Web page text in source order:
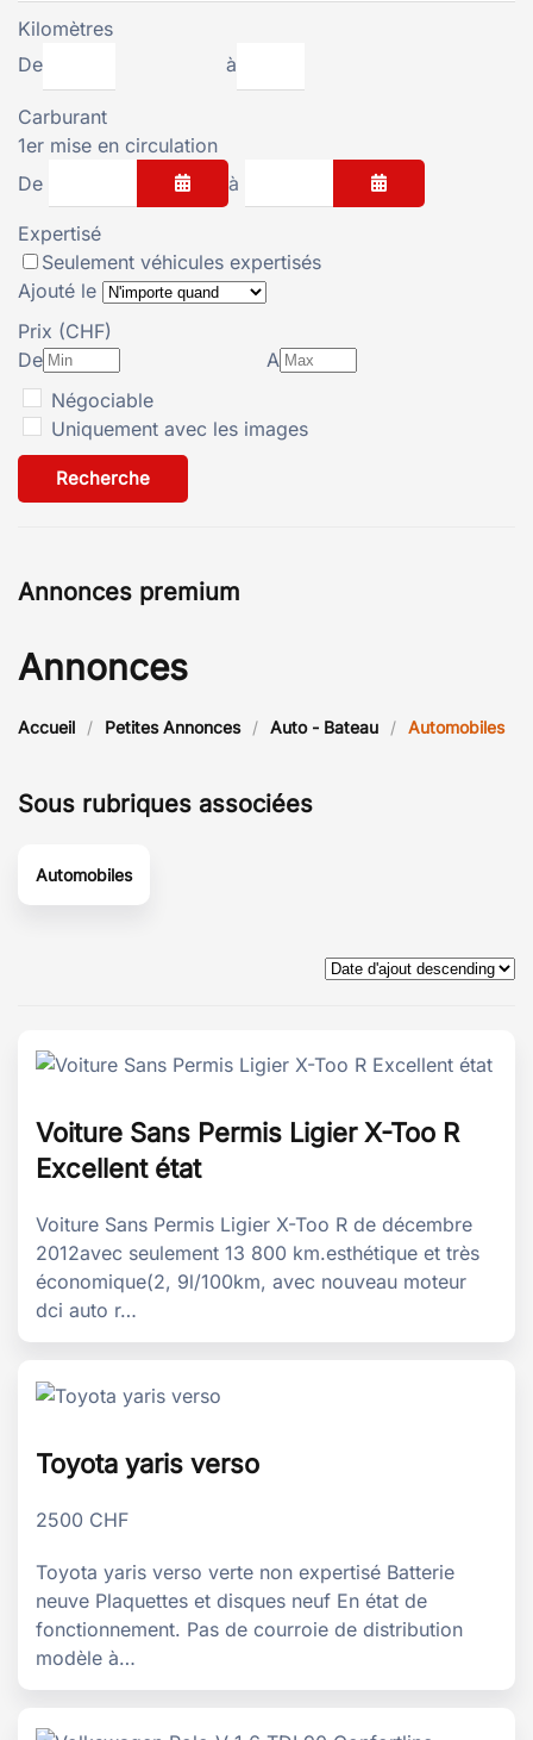
Kilomètres
De
à
Carburant
1er mise en circulation
De
à
Expertisé
Seulement véhicules expertisés
Ajouté le
Prix (CHF)
De
A
Négociable
Uniquement avec les images
Recherche
Annonces premium
Annonces
Accueil Petites Annonces Auto - Bateau Automobiles
Sous rubriques associées
Automobiles
Voiture Sans Permis Ligier X-Too R
Excellent état
Voiture Sans Permis Ligier X-Too R de décembre
2012avec seulement 13 800 km.esthétique et très
économique(2, 9l/100km, avec nouveau moteur
dci auto r…
Toyota yaris verso
2500 CHF
Toyota yaris verso verte non expertisé Batterie
neuve Plaquettes et disques neuf En état de
fonctionnement. Pas de courroie de distribution
modèle à…